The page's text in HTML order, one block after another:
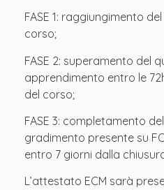
FASE 1: raggiungimento
corso;
FASE 2: superamento del
apprendimento entro le
del corso;
FASE 3: completamento
gradimento presente su
entro 7 giorni dalla
L’attestato ECM sarà